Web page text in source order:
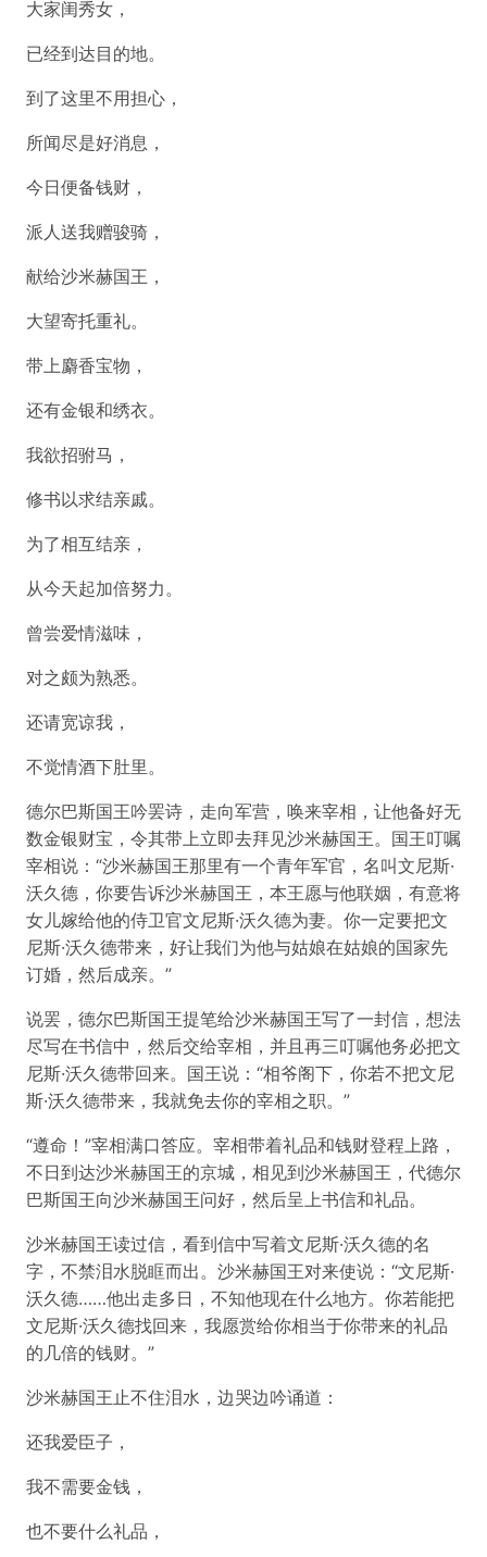
大家闺秀女，
已经到达目的地。
到了这里不用担心，
所闻尽是好消息，
今日便备钱财，
派人送我赠骏骑，
献给沙米赫国王，
大望寄托重礼。
带上麝香宝物，
还有金银和绣衣。
我欲招驸马，
修书以求结亲戚。
为了相互结亲，
从今天起加倍努力。
曾尝爱情滋味，
对之颇为熟悉。
还请宽谅我，
不觉情酒下肚里。
德尔巴斯国王吟罢诗，走向军营，唤来宰相，让他备好无
数金银财宝，令其带上立即去拜见沙米赫国王。国王叮嘱
宰相说：“沙米赫国王那里有一个青年军官，名叫文尼斯·
沃久德，你要告诉沙米赫国王，本王愿与他联姻，有意将
女儿嫁给他的侍卫官文尼斯·沃久德为妻。你一定要把文
尼斯·沃久德带来，好让我们为他与姑娘在姑娘的国家先
订婚，然后成亲。”
说罢，德尔巴斯国王提笔给沙米赫国王写了一封信，想法
尽写在书信中，然后交给宰相，并且再三叮嘱他务必把文
尼斯·沃久德带回来。国王说：“相爷阁下，你若不把文尼
斯·沃久德带来，我就免去你的宰相之职。”
“遵命！”宰相满口答应。宰相带着礼品和钱财登程上路，
不日到达沙米赫国王的京城，相见到沙米赫国王，代德尔
巴斯国王向沙米赫国王问好，然后呈上书信和礼品。
沙米赫国王读过信，看到信中写着文尼斯·沃久德的名
字，不禁泪水脱眶而出。沙米赫国王对来使说：“文尼斯·
沃久德……他出走多日，不知他现在什么地方。你若能把
文尼斯·沃久德找回来，我愿赏给你相当于你带来的礼品
的几倍的钱财。”
沙米赫国王止不住泪水，边哭边吟诵道：
还我爱臣子，
我不需要金钱，
也不要什么礼品，